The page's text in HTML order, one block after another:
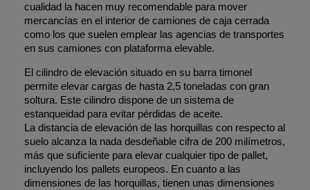
cualidad la hacen muy recomendable para mover
mercancías en el interior de camiones de caja cerrada
como los que suelen emplear las agencias de transportes
en sus camiones con plataforma elevable.
El cilindro de elevación situado en su barra timonel
permite elevar cargas de hasta 2,5 toneladas con gran
soltura. Este cilindro dispone de un sistema de
estanqueidad para evitar pérdidas de aceite.
La distancia de elevación de las horquillas con respecto al
suelo alcanza la nada desdeñable cifra de 200 milímetros,
más que suficiente para elevar cualquier tipo de pallet,
incluyendo los pallets europeos. En cuanto a las
dimensiones de las horquillas, tienen unas dimensiones